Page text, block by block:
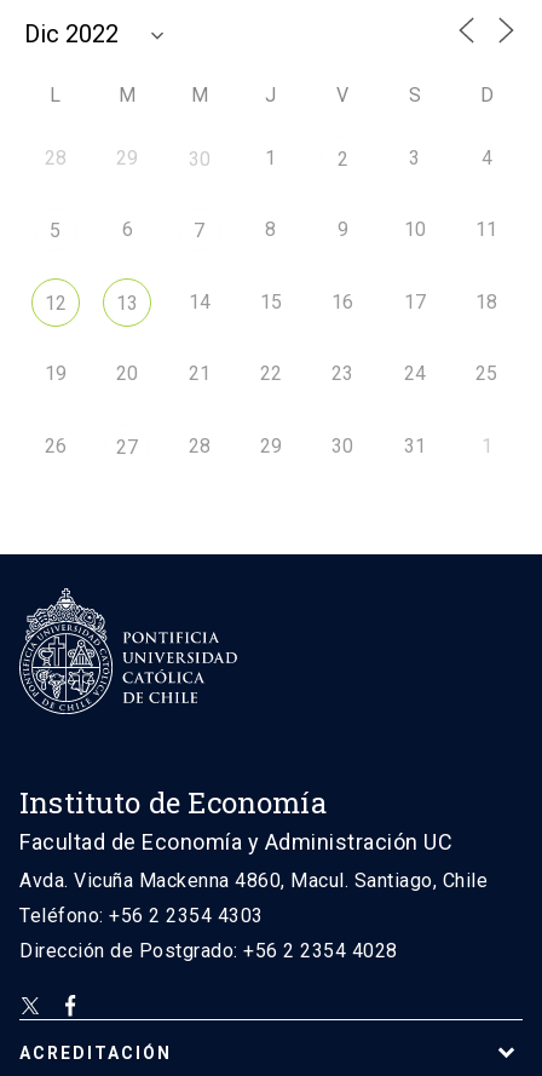
L M M J V S D
28 29 30 1 2 3 4
5 6 7 8 9 10 11
12 13 14 15 16 17 18
19 20 21 22 23 24 25
26 27 28 29 30 31 1
Instituto de Economía
Facultad de Economía y Administración UC
Avda. Vicuña Mackenna 4860, Macul. Santiago, Chile
Teléfono: +56 2 2354 4303
Dirección de Postgrado: +56 2 2354 4028
ACREDITACIÓN